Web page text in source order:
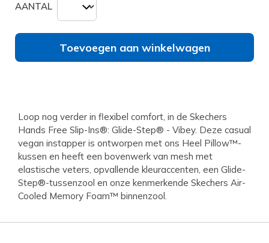
AANTAL
Toevoegen aan winkelwagen
Loop nog verder in flexibel comfort, in de Skechers
Hands Free Slip-Ins®: Glide-Step® - Vibey. Deze casual
vegan instapper is ontworpen met ons Heel Pillow™-
kussen en heeft een bovenwerk van mesh met
elastische veters, opvallende kleuraccenten, een Glide-
Step®-tussenzool en onze kenmerkende Skechers Air-
Cooled Memory Foam™ binnenzool.